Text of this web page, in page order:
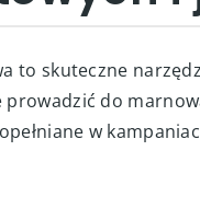
to skuteczne
prowadzić do
w